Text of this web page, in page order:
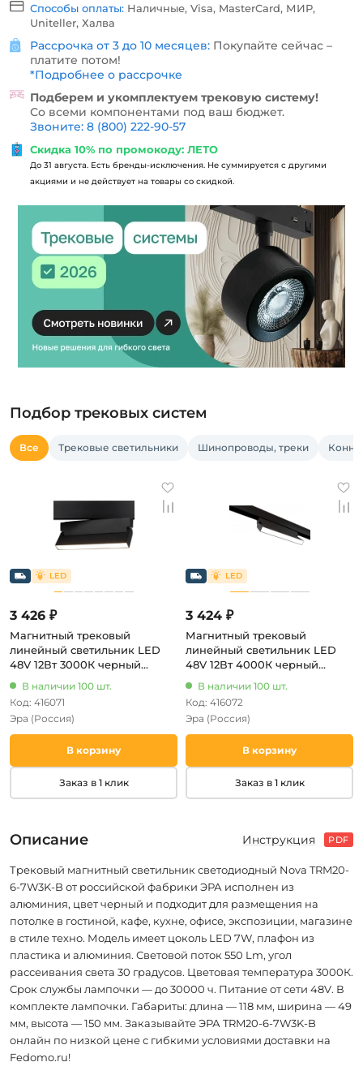
Способы оплаты: Наличные, Visa, MasterCard, МИР,
Uniteller, Халва
Рассрочка от 3 до 10 месяцев: Покупайте сейчас –
платите потом!
*Подробнее о рассрочке
Подберем и укомплектуем трековую систему!
Со всеми компонентами под ваш бюджет.
Звоните: 8 (800) 222-90-57
Скидка 10% по промокоду: ЛЕТО
До 31 августа. Есть бренды-исключения. Не суммируется с другими
акциями и не действует на товары со скидкой.
Подбор трековых систем
Все Трековые светильники Шинопроводы, треки
3 426 ₽
Магнитный трековый
линейный светильник LED
48V 12Вт 3000К черный
22-12W3K-B
В наличии 100 шт.
Код: 416071
Эра (Россия)
В корзину
Заказ в 1 клик
3 424 ₽
Магнитный трековый
линейный светильник LED
48V 12Вт 4000К черный
22-12W4K-B
В наличии 100 шт.
Код: 416072
Эра (Россия)
В корзину
Заказ в 1 клик
Описание Инструкция PDF
Трековый магнитный светильник светодиодный Nova TRM20-
6-7W3K-B от российской фабрики ЭРА исполнен из
алюминия, цвет черный и подходит для размещения на
потолке в гостиной, кафе, кухне, офисе, экспозиции, магазине
в стиле техно. Модель имеет цоколь LED 7W, плафон из
пластика и алюминия. Световой поток 550 Lm, угол
рассеивания света 30 градусов. Цветовая температура 3000К.
Срок службы лампочки — до 30000 ч. Питание от сети 48V. В
комплекте лампочки. Габариты: длина — 118 мм, ширина — 49
мм, высота — 150 мм. Заказывайте ЭРА TRM20-6-7W3K-B
онлайн по низкой цене с гибкими условиями доставки на
Fedomo.ru!